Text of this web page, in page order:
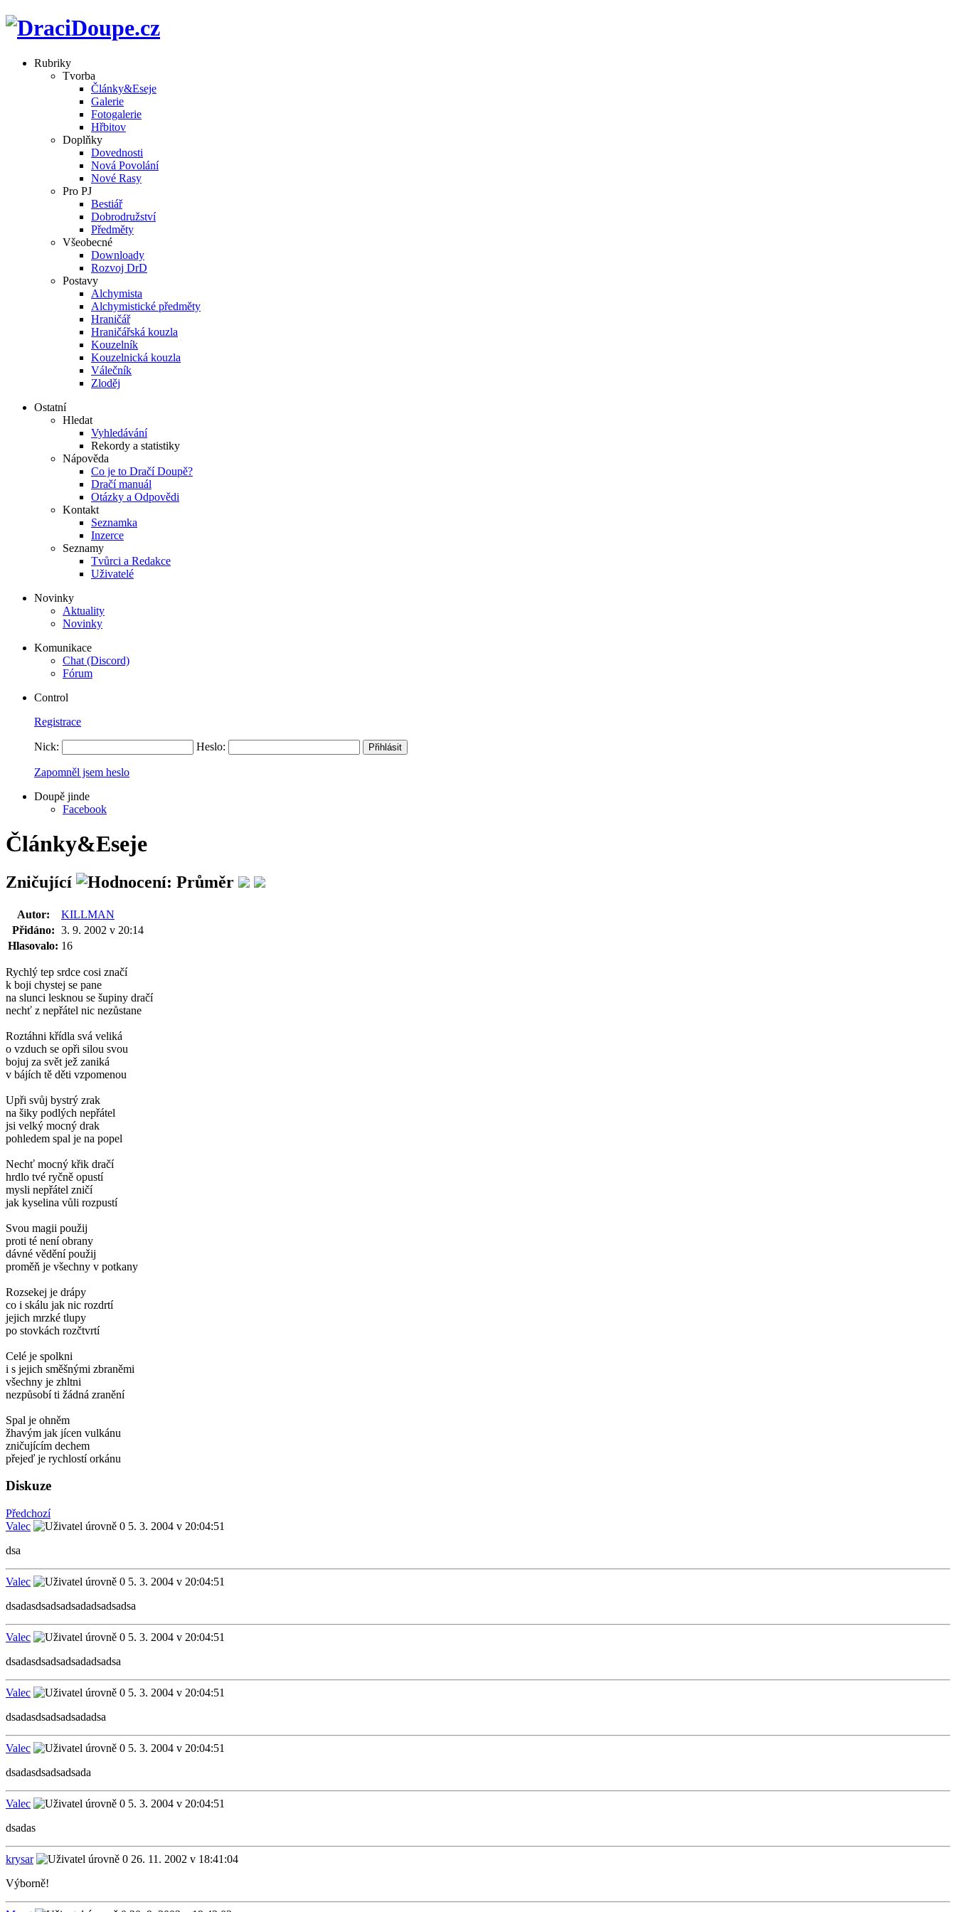
Rubriky
Tvorba
Články&Eseje
Galerie
Fotogalerie
Hřbitov
Doplňky
Dovednosti
Nová Povolání
Nové Rasy
Pro PJ
Bestiář
Dobrodružství
Předměty
Všeobecné
Downloady
Rozvoj DrD
Postavy
Alchymista
Alchymistické předměty
Hraničář
Hraničářská kouzla
Kouzelník
Kouzelnická kouzla
Válečník
Zloděj
Ostatní
Hledat
Vyhledávání
Rekordy a statistiky
Nápověda
Co je to Dračí Doupě?
Dračí manuál
Otázky a Odpovědi
Kontakt
Seznamka
Inzerce
Seznamy
Tvůrci a Redakce
Uživatelé
Novinky
Aktuality
Novinky
Komunikace
Chat (Discord)
Fórum
Control
Registrace
Nick: Heslo:
Zapomněl jsem heslo
Doupě jinde
Facebook
Články&Eseje
Zničující
Autor:
KILLMAN
Přidáno: 3. 9. 2002 v 20:14
Hlasovalo: 16
Rychlý tep srdce cosi značí
k boji chystej se pane
na slunci lesknou se šupiny dračí
nechť z nepřátel nic nezůstane
Roztáhni křídla svá veliká
o vzduch se opři silou svou
bojuj za svět jež zaniká
v bájích tě děti vzpomenou
Upři svůj bystrý zrak
na šiky podlých nepřátel
jsi velký mocný drak
pohledem spal je na popel
Nechť mocný křik dračí
hrdlo tvé ryčně opustí
mysli nepřátel zničí
jak kyselina vůli rozpustí
Svou magii použij
proti té není obrany
dávné vědění použij
proměň je všechny v potkany
Rozsekej je drápy
co i skálu jak nic rozdrtí
jejich mrzké tlupy
po stovkách rozčtvrtí
Celé je spolkni
i s jejich směšnými zbraněmi
všechny je zhltni
nezpůsobí ti žádná zranění
Spal je ohněm
žhavým jak jícen vulkánu
zničujícím dechem
přejeď je rychlostí orkánu
Diskuze
Předchozí
Valec
5. 3. 2004 v 20:04:51
dsa
Valec
5. 3. 2004 v 20:04:51
dsadasdsadsadsadadsadsadsa
Valec
5. 3. 2004 v 20:04:51
dsadasdsadsadsadadsadsa
Valec
5. 3. 2004 v 20:04:51
dsadasdsadsadsadadsa
Valec
5. 3. 2004 v 20:04:51
dsadasdsadsadsada
Valec
5. 3. 2004 v 20:04:51
dsadas
krysar
26. 11. 2002 v 18:41:04
Výborně!